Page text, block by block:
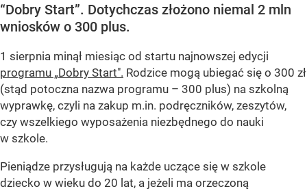
“Dobry Start”. Dotychczas złożono niemal 2 mln
wniosków o 300 plus.
1 sierpnia minął miesiąc od startu najnowszej edycji
programu „Dobry Start". Rodzice mogą ubiegać się o 300 zł
(stąd potoczna nazwa programu – 300 plus) na szkolną
wyprawkę, czyli na zakup m.in. podręczników, zeszytów,
czy wszelkiego wyposażenia niezbędnego do nauki
w szkole.
Pieniądze przysługują na każde uczące się w szkole
dziecko w wieku do 20 lat, a jeżeli ma orzeczoną